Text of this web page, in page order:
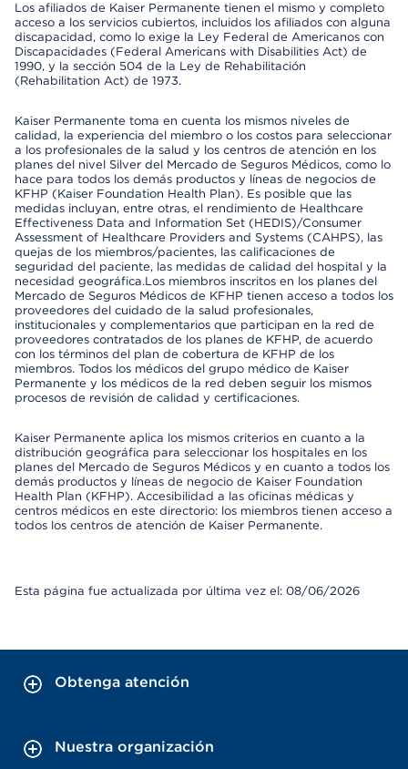
Los afiliados de Kaiser Permanente tienen el mismo y completo
acceso a los servicios cubiertos, incluidos los afiliados con alguna
discapacidad, como lo exige la Ley Federal de Americanos con
Discapacidades (Federal Americans with Disabilities Act) de
1990, y la sección 504 de la Ley de Rehabilitación
(Rehabilitation Act) de 1973.
Kaiser Permanente toma en cuenta los mismos niveles de
calidad, la experiencia del miembro o los costos para seleccionar
a los profesionales de la salud y los centros de atención en los
planes del nivel Silver del Mercado de Seguros Médicos, como lo
hace para todos los demás productos y líneas de negocios de
KFHP (Kaiser Foundation Health Plan). Es posible que las
medidas incluyan, entre otras, el rendimiento de Healthcare
Effectiveness Data and Information Set (HEDIS)/Consumer
Assessment of Healthcare Providers and Systems (CAHPS), las
quejas de los miembros/pacientes, las calificaciones de
seguridad del paciente, las medidas de calidad del hospital y la
necesidad geográfica.Los miembros inscritos en los planes del
Mercado de Seguros Médicos de KFHP tienen acceso a todos los
proveedores del cuidado de la salud profesionales,
institucionales y complementarios que participan en la red de
proveedores contratados de los planes de KFHP, de acuerdo
con los términos del plan de cobertura de KFHP de los
miembros. Todos los médicos del grupo médico de Kaiser
Permanente y los médicos de la red deben seguir los mismos
procesos de revisión de calidad y certificaciones.
Kaiser Permanente aplica los mismos criterios en cuanto a la
distribución geográfica para seleccionar los hospitales en los
planes del Mercado de Seguros Médicos y en cuanto a todos los
demás productos y líneas de negocio de Kaiser Foundation
Health Plan (KFHP). Accesibilidad a las oficinas médicas y
centros médicos en este directorio: los miembros tienen acceso a
todos los centros de atención de Kaiser Permanente.
Esta página fue actualizada por última vez el: 08/06/2026
Obtenga atención
Nuestra organización